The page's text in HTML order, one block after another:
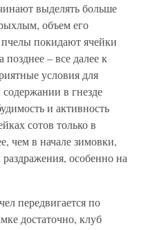
выделять больше
объем его
покидают ячейки
позднее – все далее к
условия для
в гнезде
и активность
сотов только в
чем в начале зимовки,
особенно на
передвигается по
достаточно, клуб